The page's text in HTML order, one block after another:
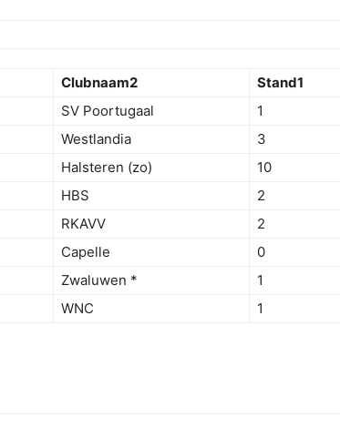
Clubnaam2 Stand1
SV Poortugaal 1
Westlandia 3
Halsteren (zo) 10
HBS 2
RKAVV 2
Capelle 0
Zwaluwen * 1
WNC 1